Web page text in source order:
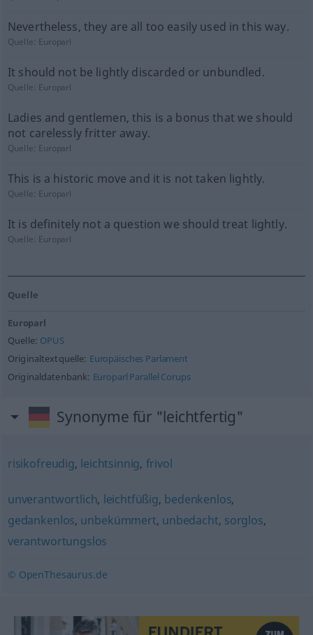
Nevertheless, they are all too easily used in this way.
Quelle: Europarl
It should not be lightly discarded or unbundled.
Quelle: Europarl
Ladies and gentlemen, this is a bonus that we should
not carelessly fritter away.
Quelle: Europarl
This is a historic move and it is not taken lightly.
Quelle: Europarl
It is definitely not a question we should treat lightly.
Quelle: Europarl
Quelle
Europarl
Quelle: OPUS
Originaltextquelle: Europäisches Parlament
Originaldatenbank: Europarl Parallel Corups
Synonyme für "leichtfertig"
risikofreudig, leichtsinnig, frivol
unverantwortlich, leichtfüßig, bedenkenlos,
gedankenlos, unbekümmert, unbedacht, sorglos,
verantwortungslos
© OpenThesaurus.de